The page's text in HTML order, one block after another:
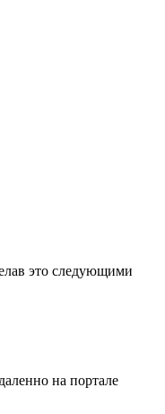
это следующими
на портале